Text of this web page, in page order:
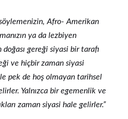
Afro- Amerikan
ya da lezbiyen
doğası gereği siyasi bir tarafı
ve hiçbir zaman siyasi
pek de hoş olmayan tarihsel
Yalnızca bir egemenlik ve
zaman siyasi hale gelirler.”